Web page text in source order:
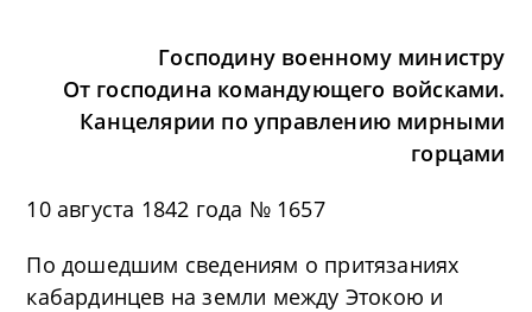
Господину военному министру
От господина командующего войсками.
Канцелярии по управлению мирными
горцами
10 августа 1842 года № 1657
По дошедшим сведениям о притязаниях
кабардинцев на земли между Этокою и